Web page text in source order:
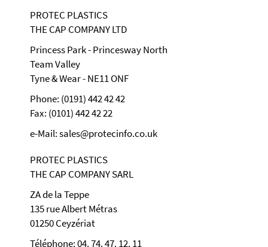
PROTEC PLASTICS
THE CAP COMPANY LTD
Princess Park - Princesway North
Team Valley
Tyne & Wear - NE11 ONF
Phone: (0191) 442 42 42
Fax: (0101) 442 42 22
e-Mail: sales@protecinfo.co.uk
PROTEC PLASTICS
THE CAP COMPANY SARL
ZA de la Teppe
135 rue Albert Métras
01250 Ceyzériat
Téléphone: 04. 74. 47. 12. 11